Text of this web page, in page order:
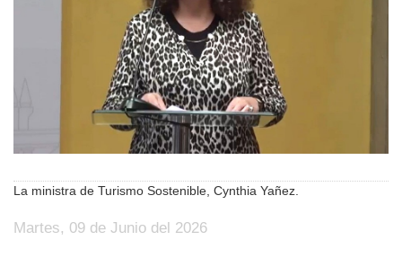
La ministra de Turismo Sostenible, Cynthia Yañez.
Martes, 09 de Junio del 2026